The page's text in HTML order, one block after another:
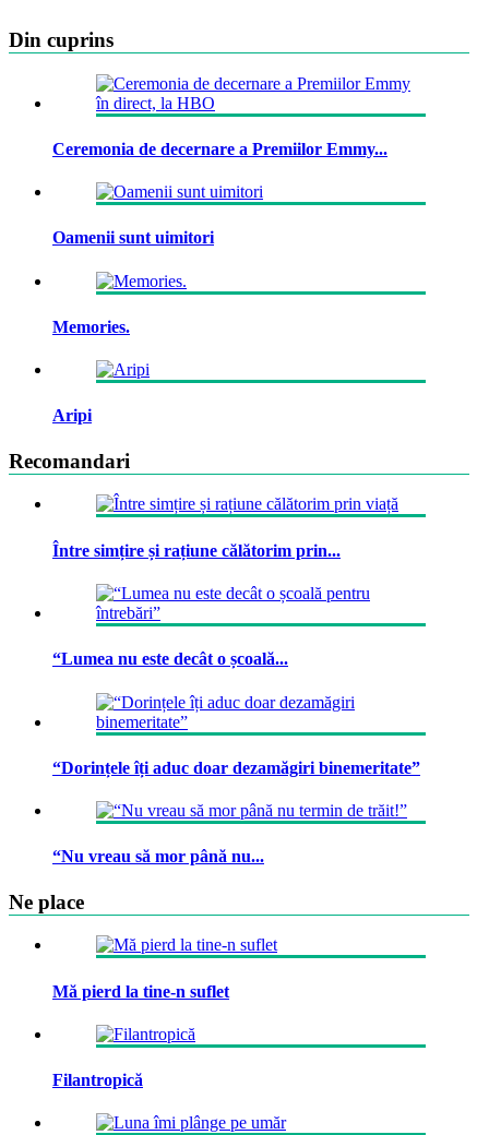
Din cuprins
Ceremonia de decernare a Premiilor Emmy...
Oamenii sunt uimitori
Memories.
Aripi
Recomandari
Între simțire și rațiune călătorim prin...
“Lumea nu este decât o școală...
“Dorințele îți aduc doar dezamăgiri binemeritate”
“Nu vreau să mor până nu...
Ne place
Mă pierd la tine-n suflet
Filantropică